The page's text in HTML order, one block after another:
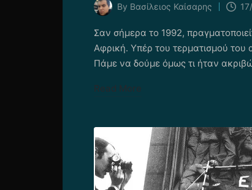
Posted
by
By Βασίλειος Καίσαρης
Σαν σήμερα το 1992,
Αφρική. Υπέρ του τερματισμού του
Πάμε να δούμε όμως τι ήταν
Read More